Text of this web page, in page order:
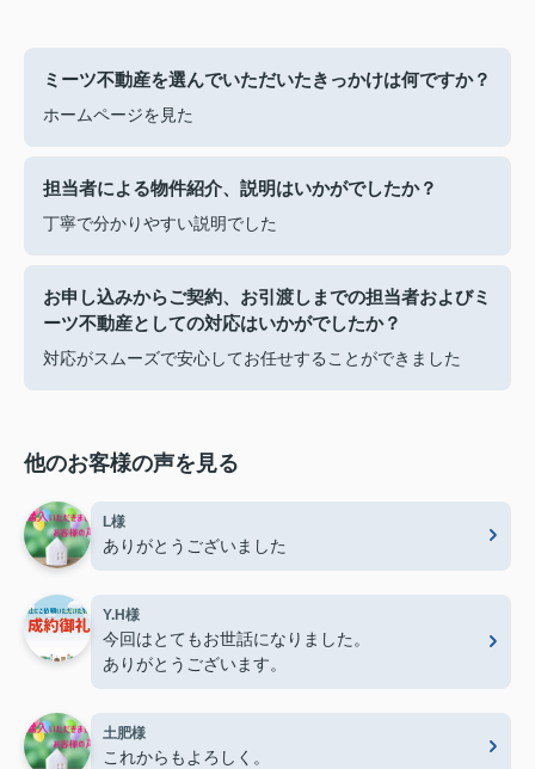
ミーツ不動産を選んでいただいたきっかけは何ですか？
ホームページを見た
担当者による物件紹介、説明はいかがでしたか？
丁寧で分かりやすい説明でした
お申し込みからご契約、お引渡しまでの担当者およびミ
ーツ不動産としての対応はいかがでしたか？
対応がスムーズで安心してお任せすることができました
他のお客様の声を見る
L様
ありがとうございました
Y.H様
今回はとてもお世話になりました。
ありがとうございます。
土肥様
これからもよろしく。